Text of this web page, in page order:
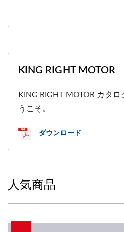
KING RIGHT MOTOR
KING RIGHT MOTOR カタ
うこそ。
ダウンロード
人気商品